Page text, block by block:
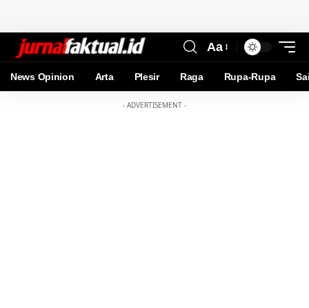
Aa
News Opinion Arta Plesir Raga Rupa-Rupa
- ADVERTISEMENT -